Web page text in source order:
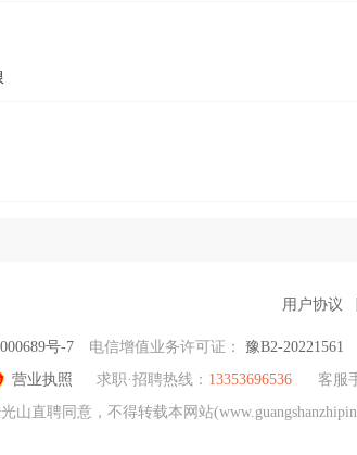
用户协议
号-7 电信增值业务许可证： 豫B2-20221561
营业执照
求职·招聘热线： 13353696536 客服
山直聘同意，不得转载本网站